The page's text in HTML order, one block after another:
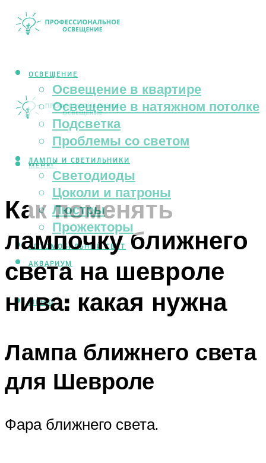
ОСВЕЩЕНИЕ
Освещение в квартире
Освещение в натяжном потолке
Подсветка
Проблемы со светом
ЛАМПЫ И СВЕТИЛЬНИКИ
Светодиоды
Цоколи и патроны
Люстры
Прожекторы
АВТОМОБИЛЬНЫЙ СВЕТ
АКВАРИУМ
МЕНЮ
МЕНЮ
Как поменять
лампочку ближнего
света на шевроле
нива: какая нужна
Лампа ближнего света
для Шевроле
Фара ближнего света.